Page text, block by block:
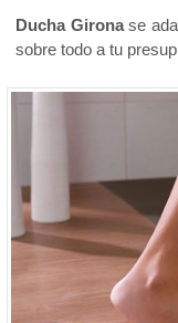
Ducha Gironase
sobre todo a tu